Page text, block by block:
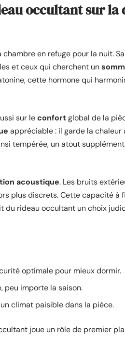
occultant sur la
en refuge pour la nuit.
et ceux qui cherchent un
cette hormone qui
sur leconfortglobal de la
appréciable : il garde la chaleur
tempérée, un atout
acoustique. Les bruits
plus discrets. Cette capacité à
du rideau occultant un choix
optimale pour mieux dormir.
peu importe la saison.
climat paisible dans la pièce.
joue un rôle de premier